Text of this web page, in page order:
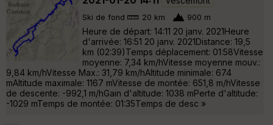
Ski de fond 20 km 900 m
Heure de départ: 14:11 20 janv. 2021Heure
d'arrivée: 16:51 20 janv. 2021Distance: 19,5
km (02:39)Temps déplacement: 01:58Vitesse
moyenne: 7,34 km/hVitesse moyenne mouv.:
9,84 km/hVitesse Max.: 31,79 km/hAltitude minimale: 674
mAltitude maximale: 1167 mVitesse de montée: 651,8 m/hVitesse
de descente: -992,1 m/hGain d'altitude: 1038 mPerte d'altitude:
-1029 mTemps de montée: 01:35Temps de desc »